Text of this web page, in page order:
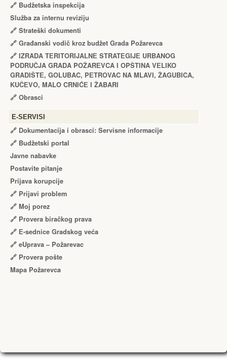
🔗 Budžetska inspekcija
Služba za internu reviziju
🔗 Strateški dokumenti
🔗 Građanski vodič kroz budžet Grada Požarevca
🔗 IZRADA TЕRITORIJALNЕ STRATЕGIJЕ URBANOG
PODRUČJA GRADA POŽARЕVCA I OPŠTINA VЕLIKO
GRADIŠTЕ, GOLUBAC, PЕTROVAC NA MLAVI, ŽAGUBICA,
KUČЕVO, MALO CRNIĆЕ I ŽABARI
🔗 Obrasci
Е-SERVISI
🔗 Dokumentacija i obrasci: Servisne informacije
🔗 Budžetski portal
Javne nabavke
Postavite pitanje
Prijava korupcije
🔗 Prijavi problem
🔗 Moj porez
🔗 Provera biračkog prava
🔗 Е-sednice Gradskog veća
🔗 eUprava – Požarevac
🔗 Provera pošte
Mapa Požarevca